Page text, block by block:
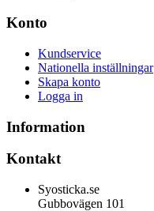
Konto
Kundservice
Nationella inställningar
Skapa konto
Logga in
Information
Kontakt
Syosticka.se
Gubbovägen 101